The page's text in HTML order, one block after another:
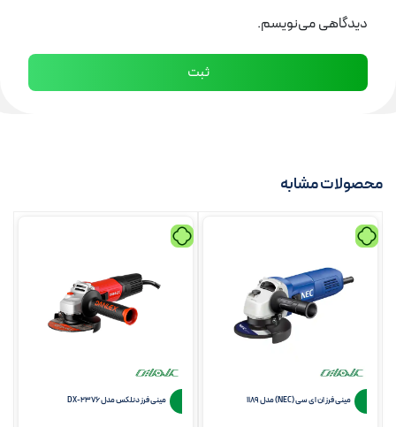
دیدگاهی می‌نویسم.
مشابه
مینی فرز ان ای سی (NEC) مدل 1189 مینی فرز دنلکس مدل DX-2376